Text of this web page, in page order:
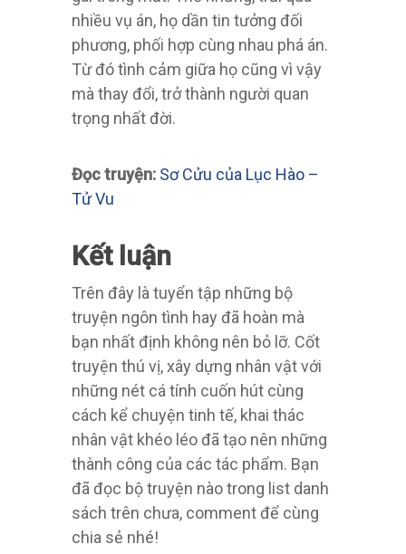
nhiều vụ án, họ dần tin tưởng đối
phương, phối hợp cùng nhau phá án.
Từ đó tình cảm giữa họ cũng vì vậy
mà thay đổi, trở thành người quan
trọng nhất đời.
Đọc truyện: Sơ Cửu của Lục Hào –
Tử Vu
Kết luận
Trên đây là tuyển tập những bộ
truyện ngôn tình hay đã hoàn mà
bạn nhất định không nên bỏ lỡ. Cốt
truyện thú vị, xây dựng nhân vật với
những nét cá tính cuốn hút cùng
cách kể chuyện tinh tế, khai thác
nhân vật khéo léo đã tạo nên những
thành công của các tác phẩm. Bạn
đã đọc bộ truyện nào trong list danh
sách trên chưa, comment để cùng
chia sẻ nhé!